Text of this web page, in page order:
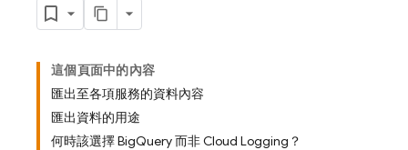
這個頁面中的內容
匯出至各項服務的資料內容
匯出資料的用途
何時該選擇 BigQuery 而非 Cloud Logging？